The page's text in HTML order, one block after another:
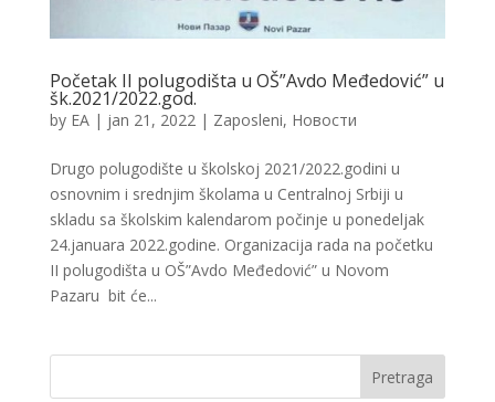
Početak II polugodišta u OŠ”Avdo Međedović” u
šk.2021/2022.god.
by EA| jan 21, 2022 | Zaposleni, Новости
Drugo polugodište u školskoj 2021/2022.godini u
osnovnim i srednjim školama u Centralnoj Srbiji u
skladu sa školskim kalendarom počinje u ponedeljak
24.januara 2022.godine. Organizacija rada na početku
II polugodišta u OŠ”Avdo Međedović” u Novom
Pazaru bit će...